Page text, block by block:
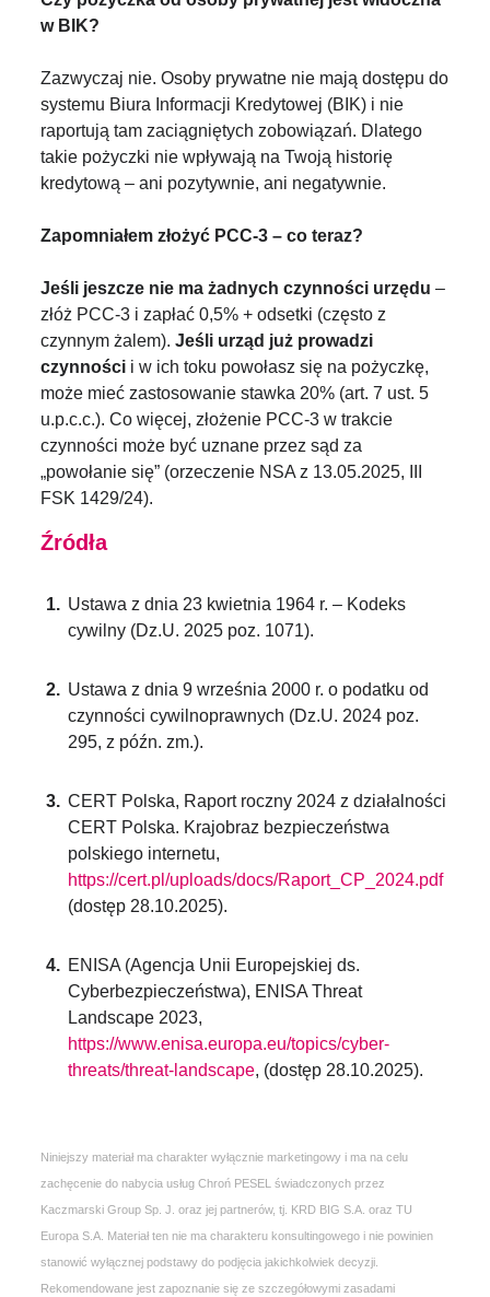
w BIK?
Zazwyczaj nie. Osoby prywatne nie mają dostępu do
systemu Biura Informacji Kredytowej (BIK) i nie
raportują tam zaciągniętych zobowiązań. Dlatego
takie pożyczki nie wpływają na Twoją historię
kredytową – ani pozytywnie, ani negatywnie.
Zapomniałem złożyć PCC-3 – co teraz?
Jeśli jeszcze nie ma żadnych czynności urzędu –
złóż PCC-3 i zapłać 0,5% + odsetki (często z
czynnym żalem).Jeśli urząd już prowadzi
czynności i w ich toku powołasz się na pożyczkę,
może mieć zastosowanie stawka 20% (art. 7 ust. 5
u.p.c.c.). Co więcej, złożenie PCC-3 w trakcie
czynności może być uznane przez sąd za
„powołanie się” (orzeczenie NSA z 13.05.2025, III
FSK 1429/24).
Źródła
Ustawa z dnia 23 kwietnia 1964 r. – Kodeks
cywilny (Dz.U. 2025 poz. 1071).
Ustawa z dnia 9 września 2000 r. o podatku od
czynności cywilnoprawnych (Dz.U. 2024 poz.
295, z późn. zm.).
CERT Polska, Raport roczny 2024 z działalności
CERT Polska. Krajobraz bezpieczeństwa
polskiego internetu,
https://cert.pl/uploads/docs/Raport_CP_2024.pdf
(dostęp 28.10.2025).
ENISA (Agencja Unii Europejskiej ds.
Cyberbezpieczeństwa), ENISA Threat
Landscape 2023,
https://www.enisa.europa.eu/topics/cyber-
threats/threat-landscape, (dostęp 28.10.2025).
Niniejszy materiał ma charakter wyłącznie marketingowy i ma na celu
zachęcenie do nabycia usług Chroń PESEL świadczonych przez
Kaczmarski Group Sp. J. oraz jej partnerów, tj. KRD BIG S.A. oraz TU
Europa S.A. Materiał ten nie ma charakteru konsultingowego i nie powinien
stanowić wyłącznej podstawy do podjęcia jakichkolwiek decyzji.
Rekomendowane jest zapoznanie się ze szczegółowymi zasadami